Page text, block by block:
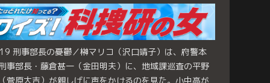
刑事部長の憂鬱／榊マリコ（沢口靖子）は、府警本
事部長・藤倉甚一（金田明夫）に、地域課巡査の平野
菅原大吉）が親しげに声をかけるのを見た。小中高が